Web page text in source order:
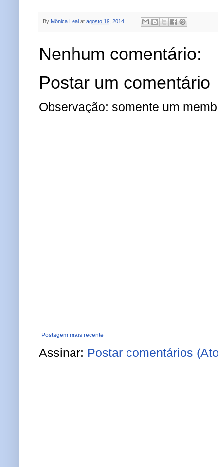
By Mônica Leal at agosto 19, 2014
Nenhum comentário:
Postar um comentário
Observação: somente um
Postagem mais recente
Assinar: Postar comentários